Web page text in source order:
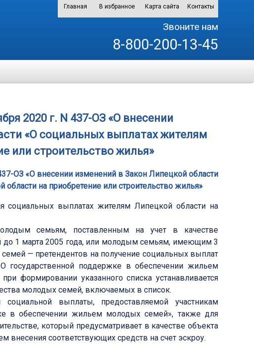
Главная В избранное Карта сайта Контакты
Звоните нам
8-800-200-13-45
2020 г. N 437-ОЗ «О внесении
«О социальных выплатах жителям
или строительство жилья»
ОЗ «О внесении изменений в Закон Липецкой области
на приобретение или строительство жилья»
социальных выплатах жителям Липецкой области на
семьям, поставленным на учет в качестве
1 марта 2005 года, или молодым семьям, имеющим 3
— претендентов на получение социальных выплат
государственной поддержке в обеспечении жильем
формировании указанного списка устанавливается
молодых семей, включаемых в список.
социальной выплаты, предоставляемой участникам
в обеспечении жильем молодых семей», также для
который предусматривает в качестве объекта
внесения соответствующих средств на счет эскроу.